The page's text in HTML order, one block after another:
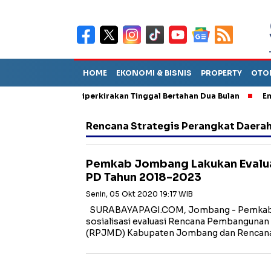
HOME EKONOMI & BISNIS PROPERTY
Sebut TPA Diperkirakan Tinggal Bertahan Dua Bulan
Rencana Strategis Perangkat
Pemkab Jombang Lakukan
PD Tahun 2018-2023
Senin, 05 Okt 2020 19:17 WIB
SURABAYAPAGI.COM, Jombang -
sosialisasi evaluasi Rencana
(RPJMD) Kabupaten Jombang dan